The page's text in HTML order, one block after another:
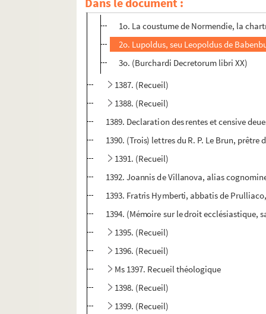
1386. (Recueil)
1o. La coustume de Normendie, la
2o. Lupoldus, seu Leopoldus de
3o. (Burchardi Decretorum libri XX)
1387. (Recueil)
1388. (Recueil)
1389. Declaration des rentes et censive
1390. (Trois) lettres du R. P. Le Brun,
1391. (Recueil)
1392. Joannis de Villanova, alias
1393. Fratris Hymberti, abbatis de
1394. (Mémoire sur le droit ecclésiastique,
1395. (Recueil)
1396. (Recueil)
Ms 1397. Recueil théologique
1398. (Recueil)
1399. (Recueil)